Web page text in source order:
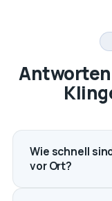
Wie schnell
vor Ort?